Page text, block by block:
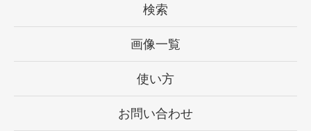
検索
画像一覧
使い方
お問い合わせ